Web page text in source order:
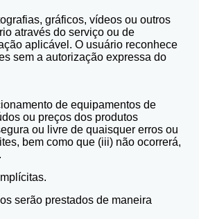
gráficos, vídeos ou outros
através do serviço ou de
aplicável. O usuário reconhece
sem a autorização expressa do
de equipamentos de
ou preços dos produtos
ou livre de quaisquer erros ou
bem como que (iii) não ocorrerá,
serão prestados de maneira